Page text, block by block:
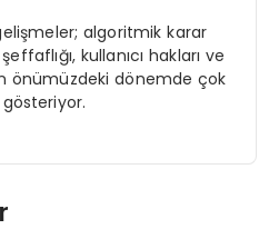
algoritmik karar
kullanıcı hakları ve
önümüzdeki dönemde çok
gösteriyor.